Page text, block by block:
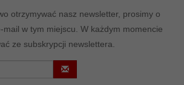
otrzymywać nasz newsletter, prosimy o
mail w tym miejscu. W każdym momencie
ze subskrypcji newslettera.